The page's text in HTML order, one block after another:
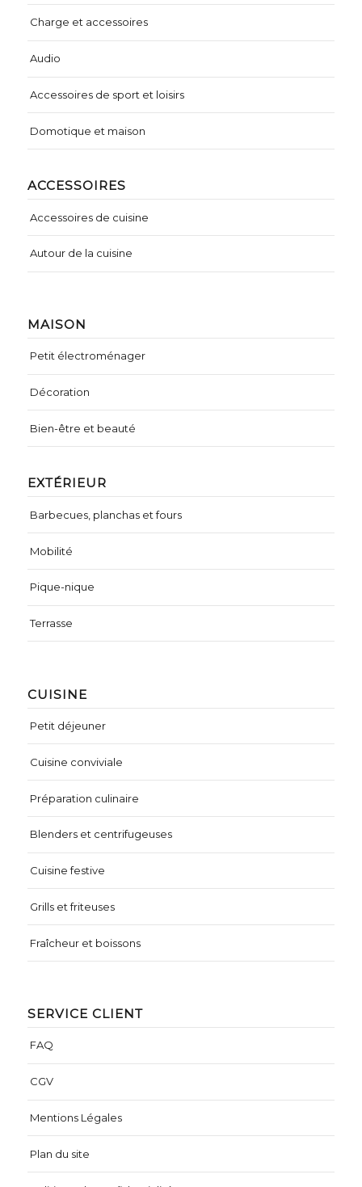
CUISINE
Petit déjeuner
Cuisine conviviale
Préparation culinaire
Blenders et centrifugeuses
Cuisine festive
Grills et friteuses
Fraîcheur et boissons
MAISON
Petit électroménager
Décoration
Bien-être et beauté
EXTÉRIEUR
Barbecues, planchas et fours
Mobilité
Pique-nique
Terrasse
Charge et accessoires
Audio
Accessoires de sport et loisirs
Domotique et maison
ACCESSOIRES
Accessoires de cuisine
Autour de la cuisine
SERVICE CLIENT
FAQ
CGV
Mentions Légales
Plan du site